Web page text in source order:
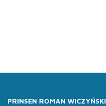
PRINSEN ROMAN WICZYŃSKI